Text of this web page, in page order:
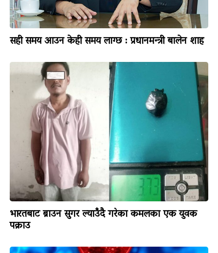
सही समय आउन केही समय लाग्छ : प्रधानमन्त्री बालेन शाह
भारतबाट ब्राउन सुगर ल्याउँदै गरेका कमलका एक युवक
पक्राउ